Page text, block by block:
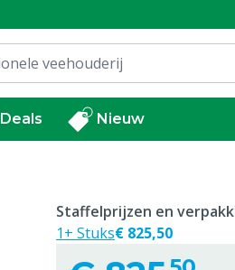
Deals Nieuw
Staffelprijzen en
1+ Stuks€ 825,50